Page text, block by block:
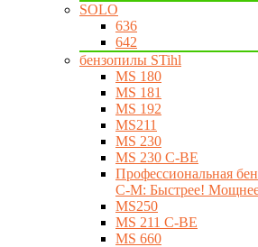
SOLO
636
642
бензопилы STihl
MS 180
MS 181
MS 192
MS211
MS 230
MS 230 C-BE
Профессиональная
C-M: Быстрее!
MS250
MS 211 C-BE
MS 660